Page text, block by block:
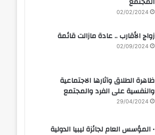
02/02/2024
زواج الأقارب .. عادة مازالت قائمة
02/09/2024
ظاهرة الطلاق وآثارها الاجتماعية
والنفسية على الفرد والمجتمع
29/04/2024
• المؤسس العام لجائزة ليبيا الدولية